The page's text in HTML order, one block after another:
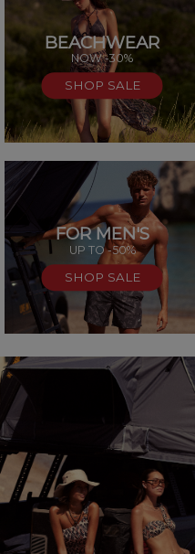
BEACHWEAR
NOW -30%
SHOP SALE
FOR MEN'S
UP TO -50%
SHOP SALE